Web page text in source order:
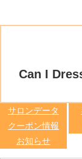
Can I
サロンデータ
クーポン情報
お知らせ